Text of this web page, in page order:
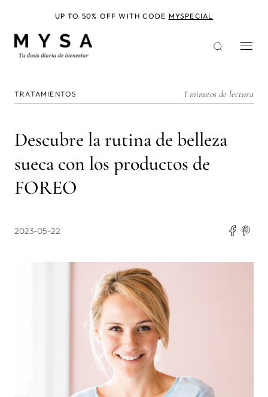
TRATAMIENTOS 1 minutos de lectura
Descubre la rutina de belleza
sueca con los productos de
FOREO
2023-05-22
UP TO 50% OFF WITH CODE MYSPECIAL